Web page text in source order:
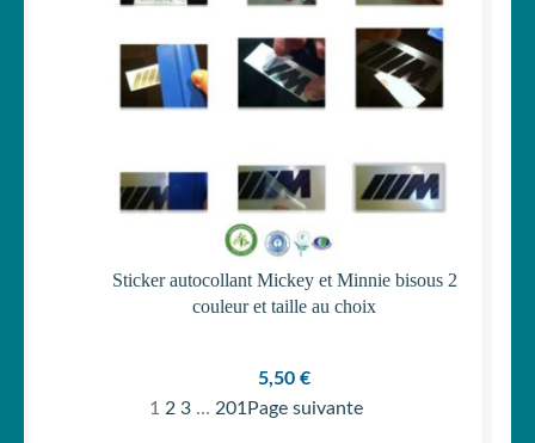
Sticker autocollant Mickey et Minnie bisous 2
couleur et taille au choix
5,50 €
1 2 3 … 201 Page suivante